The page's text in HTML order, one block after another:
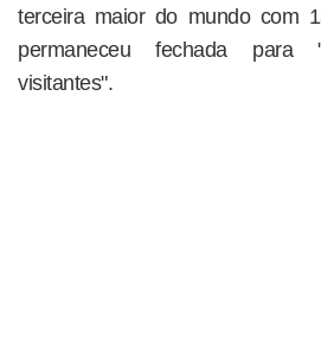
terceira maior do mundo com
permaneceu fechada para
visitantes".